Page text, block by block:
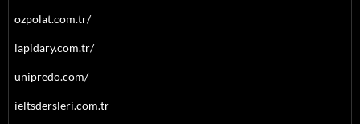
ozpolat.com.tr/
lapidary.com.tr/
unipredo.com/
ieltsdersleri.com.tr